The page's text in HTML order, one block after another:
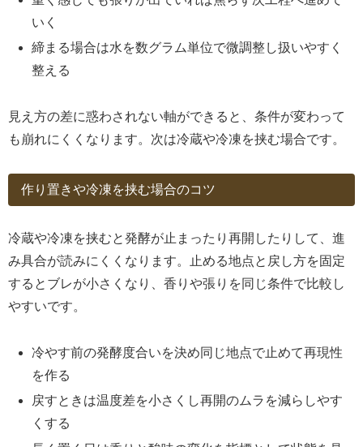
いく
締まる場合は水を数グラム単位で微調整し扱いやすく
整える
見え方の差に惑わされない軸ができると、条件が変わって
も崩れにくくなります。次は冷蔵や冷凍を挟む場合です。
作り置きや冷凍を挟む場合のコツ
冷蔵や冷凍を挟むと発酵が止まったり再開したりして、進
み具合が読みにくくなります。止める地点と戻し方を固定
するとブレが小さくなり、香りや張りを同じ条件で比較し
やすいです。
冷やす前の発酵度合いを決め同じ地点で止めて再現性
を作る
戻すときは温度差を小さくし再開のムラを減らしやす
くする